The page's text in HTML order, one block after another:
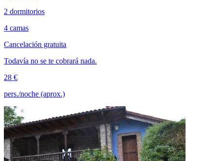
2 dormitorios
4 camas
Cancelación gratuita
Todavía no se te cobrará nada.
28 €
pers./noche (aprox.)